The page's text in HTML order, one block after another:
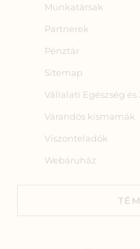
Munkatársak
Partnerek
Pénztár
Sitemap
Vállalati Egészség
Várandós kismamák
Viszonteladók
Webáruház